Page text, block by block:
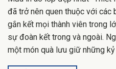
đã trở nên quen thuộc với các
gắn kết mọi thành viên trong
sự đoàn kết trong và ngoài.
một món quà lưu giữ những